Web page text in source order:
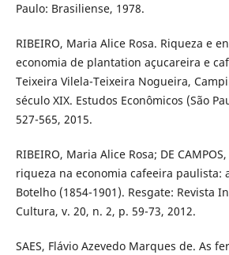
Paulo: Brasiliense, 1978.
RIBEIRO, Maria Alice Rosa. Riqueza e
economia de plantation açucareira e
Teixeira Vilela-Teixeira Nogueira,
século XIX. Estudos Econômicos (São
527-565, 2015.
RIBEIRO, Maria Alice Rosa; DE
riqueza na economia cafeeira paulista:
Botelho (1854-1901). Resgate: Revista
Cultura, v. 20, n. 2, p. 59-73, 2012.
SAES, Flávio Azevedo Marques de. As